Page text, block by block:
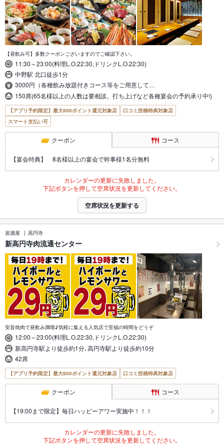
【昼飲み可】多数クーポンございますのでご確認下さい。
11:30～23:00(料理L.O.22:30,ドリンクL.O.22:30)
中野駅 北口徒歩1分
3000円（各種飲み放題付きコース等をご用意して…
150席(65名様以上の人数は要相談。打ち上げなど各種宴会の予約承り中!)
【アプリ予約限定】最大800ポイント還元対象店
口コミ投稿特典対象店
スマート支払い可
クーポン コース
【宴会特典】 8名様以上の宴会で幹事様1名分無料
カレンダーの更新に失敗しました。
下記ボタンを押して空席状況を更新してください。
空席状況を更新する
居酒屋 高円寺
新高円寺肉流通センター
安旨焼肉で昼飲み満喫♪気軽に集える人気店で至福の時間をどうぞ
12:00～23:00(料理L.O.22:30,ドリンクL.O.22:30)
新高円寺駅より徒歩約1分､高円寺駅より徒歩約10分
42席
【アプリ予約限定】最大800ポイント還元対象店 口コミ投稿特典対象店
クーポン コース
【19:00まで限定】毎日ハッピーアワー実施中！！！
カレンダーの更新に失敗しました。
下記ボタンを押して空席状況を更新してください。